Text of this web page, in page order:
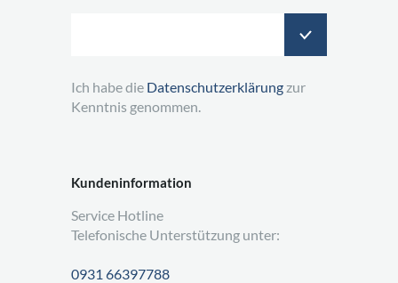
Kundeninformation
Service Hotline
Telefonische Unterstützung unter:
0931 66397788
Ich habe die Datenschutzerklärung zur
Kenntnis genommen.